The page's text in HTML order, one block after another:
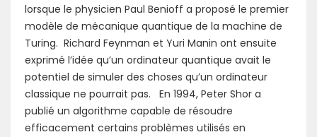
lorsque le physicien Paul Benioff a proposé le premier
modèle de mécanique quantique de la machine de
Turing. Richard Feynman et Yuri Manin ont ensuite
exprimé l’idée qu’un ordinateur quantique avait le
potentiel de simuler des choses qu’un ordinateur
classique ne pourrait pas. En 1994, Peter Shor a
publié un algorithme capable de résoudre
efficacement certains problèmes utilisés en